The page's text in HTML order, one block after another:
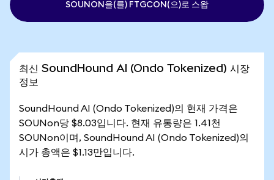
SOUNON을(를) FTGCON(으)로 스왑
최신 SoundHound AI (Ondo Tokenized) 시장
정보
SoundHound AI (Ondo Tokenized)의 현재 가격은
SOUNon당 $8.03입니다. 현재 유통량은 1.41천
SOUNon이며, SoundHound AI (Ondo Tokenized)의
시가 총액은 $1.13만입니다.